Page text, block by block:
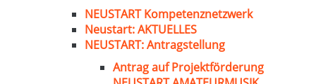
NEUSTART Kompetenznetzwerk
Neustart: AKTUELLES
NEUSTART: Antragstellung
Antrag auf Projektförderung